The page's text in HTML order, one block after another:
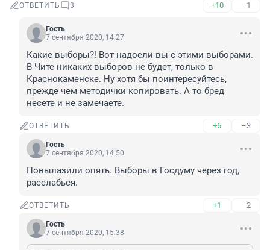
ОТВЕТИТЬ 3 +10 –1
Гость
7 сентября 2020, 14:27
Какие выборы?! Вот надоели вы с этими выборами.
В Чите никаких выборов не будет, только в
Краснокаменске. Ну хотя бы поинтересуйтесь,
прежде чем методички копировать. А то бред
несете и не замечаете.
ОТВЕТИТЬ +6 –3
Гость
7 сентября 2020, 14:50
Повылазили опять. Выборы в Госдуму через год,
расслабься.
ОТВЕТИТЬ +1 –2
Гость
7 сентября 2020, 15:38